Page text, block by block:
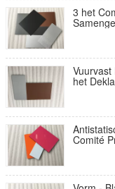
3 het
het
Comité